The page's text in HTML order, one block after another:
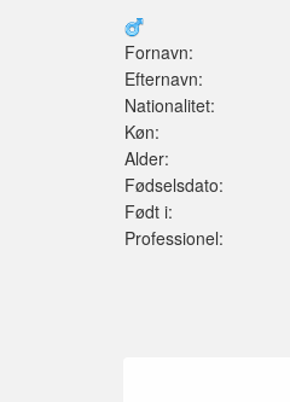
Fornavn:
Efternavn:
Nationalitet:
Køn:
Alder:
Fødselsdato:
Født i:
Professionel: